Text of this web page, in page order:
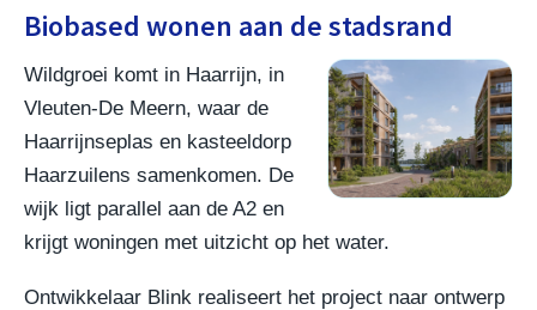
Biobased wonen aan de stadsrand
Wildgroei komt in Haarrijn, in
Vleuten-De Meern, waar de
Haarrijnseplas en kasteeldorp
Haarzuilens samenkomen. De
wijk ligt parallel aan de A2 en
krijgt woningen met uitzicht op het water.
Ontwikkelaar Blink realiseert het project naar ontwerp